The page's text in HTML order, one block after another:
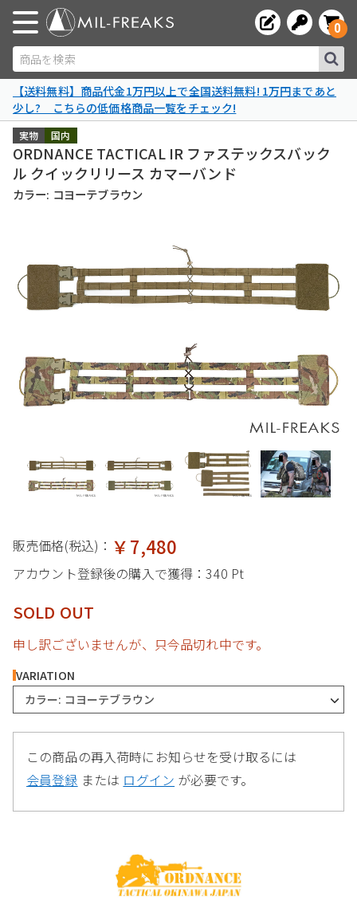
商品を検索
0
【送料無料】商品代金1万円以上で全国送料無料! 1万円まであと
少し? こちらの低価格商品一覧をチェック!
国内
実物
ORDNANCE TACTICAL IR ファステックスバック
ル クイックリリース カマーバンド
カラー: コヨーテブラウン
販売価格(税込)： ￥7,480
アカウント登録後の購入で獲得：340 Pt
SOLD OUT
申し訳ございませんが、只今品切れ中です。
VARIATION
カラー: コヨーテブラウン
この商品の再入荷時にお知らせを受け取るには
会員登録 または ログイン が必要です。